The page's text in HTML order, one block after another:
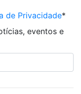
de Privacidade*
eventos e